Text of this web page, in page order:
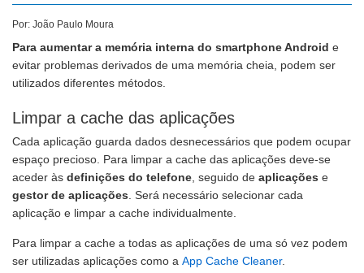
Por: João Paulo Moura
Para aumentar a memória interna do smartphone Android e
evitar problemas derivados de uma memória cheia, podem ser
utilizados diferentes métodos.
Limpar a cache das aplicações
Cada aplicação guarda dados desnecessários que podem ocupar
espaço precioso. Para limpar a cache das aplicações deve-se
aceder às definições do telefone , seguido de aplicações e
gestor de aplicações . Será necessário selecionar cada
aplicação e limpar a cache individualmente.
Para limpar a cache a todas as aplicações de uma só vez podem
ser utilizadas aplicações como a App Cache Cleaner.